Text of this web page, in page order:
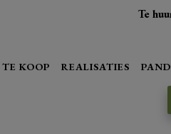
Te
KOOP REALISATIES